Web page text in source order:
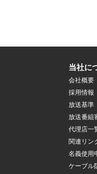
当社に
会社概要
採用情報
放送基準
放送番組
代理店一
関連リン
名義使用
ケーブル